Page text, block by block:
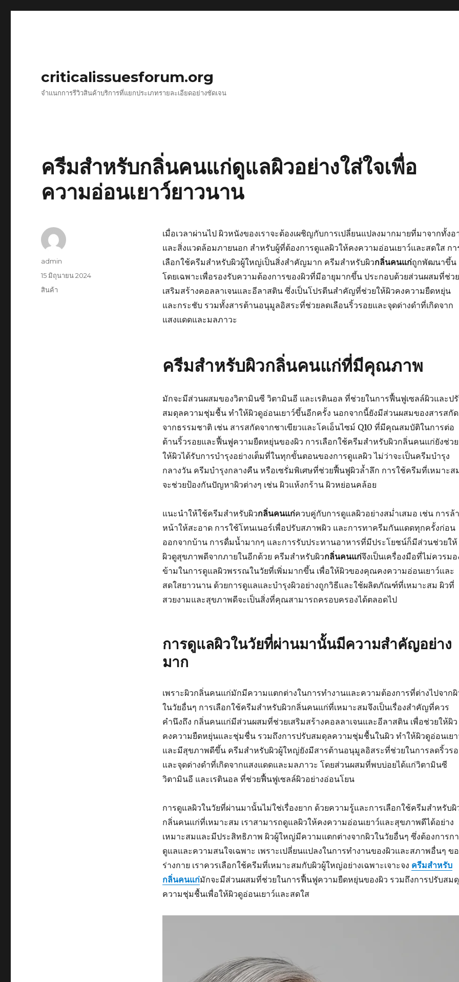
criticalissuesforum.org
จำแนกการรีวิวสินค้าบริการที่แยกประเภทรายละเอียดอย่างชัดเจน
ครีมสำหรับกลิ่นคนแก่ดูแลผิวอย่างใส่ใจเพื่อ
ความอ่อนเยาว์ยาวนาน
เมื่อเวลาผ่านไป ผิวหนังของเราจะต้องเผชิญกับการเปลี่ยนแปลงมากมายที่มาจากทั้งอ
และสิ่งแวดล้อมภายนอก สำหรับผู้ที่ต้องการดูแลผิวให้คงความอ่อนเยาว์และสดใส กา
เลือกใช้ครีมสำหรับผิวผู้ใหญ่เป็นสิ่งสำคัญมาก ครีมสำหรับผิวกลิ่นคนแก่ถูกพัฒนาขึ้น
โดยเฉพาะเพื่อรองรับความต้องการของผิวที่มีอายุมากขึ้น ประกอบด้วยส่วนผสมที่ช่วย
เสริมสร้างคอลลาเจนและอีลาสติน ซึ่งเป็นโปรตีนสำคัญที่ช่วยให้ผิวคงความยืดหยุ่น
และกระชับ รวมทั้งสารต้านอนุมูลอิสระที่ช่วยลดเลือนริ้วรอยและจุดด่างดำที่เกิดจาก
แสงแดดและมลภาวะ
ครีมสำหรับผิวกลิ่นคนแก่ที่มีคุณภาพ
มักจะมีส่วนผสมของวิตามินซี วิตามินอี และเรตินอล ที่ช่วยในการฟื้นฟูเซลล์ผิวและป
สมดุลความชุ่มชื้น ทำให้ผิวดูอ่อนเยาว์ขึ้นอีกครั้ง นอกจากนี้ยังมีส่วนผสมของสารสกัด
จากธรรมชาติ เช่น สารสกัดจากชาเขียวและโคเอ็นไซม์ Q10 ที่มีคุณสมบัติในการต่อ
ต้านริ้วรอยและฟื้นฟูความยืดหยุ่นของผิว การเลือกใช้ครีมสำหรับผิวกลิ่นคนแก่ยังช่วย
ให้ผิวได้รับการบำรุงอย่างเต็มที่ในทุกขั้นตอนของการดูแลผิว ไม่ว่าจะเป็นครีมบำรุง
กลางวัน ครีมบำรุงกลางคืน หรือเซรั่มพิเศษที่ช่วยฟื้นฟูผิวล้ำลึก การใช้ครีมที่เหมาะส
จะช่วยป้องกันปัญหาผิวต่างๆ เช่น ผิวแห้งกร้าน ผิวหย่อนคล้อย
แนะนำให้ใช้ครีมสำหรับผิวกลิ่นคนแก่ควบคู่กับการดูแลผิวอย่างสม่ำเสมอ เช่น การล้
หน้าให้สะอาด การใช้โทนเนอร์เพื่อปรับสภาพผิว และการทาครีมกันแดดทุกครั้งก่อน
ออกจากบ้าน การดื่มน้ำมากๆ และการรับประทานอาหารที่มีประโยชน์ก็มีส่วนช่วยให้
ผิวดูสุขภาพดีจากภายในอีกด้วย ครีมสำหรับผิวกลิ่นคนแก่จึงเป็นเครื่องมือที่ไม่ควรมอ
ข้ามในการดูแลผิวพรรณในวัยที่เพิ่มมากขึ้น เพื่อให้ผิวของคุณคงความอ่อนเยาว์และ
สดใสยาวนาน ด้วยการดูแลและบำรุงผิวอย่างถูกวิธีและใช้ผลิตภัณฑ์ที่เหมาะสม ผิวที่
สวยงามและสุขภาพดีจะเป็นสิ่งที่คุณสามารถครอบครองได้ตลอดไป
การดูแลผิวในวัยที่ผ่านมานั้นมีความสำคัญอย่าง
มาก
เพราะผิวกลิ่นคนแก่มักมีความแตกต่างในการทำงานและความต้องการที่ต่างไปจากผิ
ในวัยอื่นๆ การเลือกใช้ครีมสำหรับผิวกลิ่นคนแก่ที่เหมาะสมจึงเป็นเรื่องสำคัญที่ควร
คำนึงถึง กลิ่นคนแก่มีส่วนผสมที่ช่วยเสริมสร้างคอลลาเจนและอีลาสติน เพื่อช่วยให้ผิว
คงความยืดหยุ่นและชุ่มชื่น รวมถึงการปรับสมดุลความชุ่มชื้นในผิว ทำให้ผิวดูอ่อนเยา
และมีสุขภาพดีขึ้น ครีมสำหรับผิวผู้ใหญ่ยังมีสารต้านอนุมูลอิสระที่ช่วยในการลดริ้วร
และจุดด่างดำที่เกิดจากแสงแดดและมลภาวะ โดยส่วนผสมที่พบบ่อยได้แก่วิตามินซี
วิตามินอี และเรตินอล ที่ช่วยฟื้นฟูเซลล์ผิวอย่างอ่อนโยน
การดูแลผิวในวัยที่ผ่านมานั้นไม่ใช่เรื่องยาก ด้วยความรู้และการเลือกใช้ครีมสำหรับผิ
กลิ่นคนแก่ที่เหมาะสม เราสามารถดูแลผิวให้คงความอ่อนเยาว์และสุขภาพดีได้อย่าง
เหมาะสมและมีประสิทธิภาพ ผิวผู้ใหญ่มีความแตกต่างจากผิวในวัยอื่นๆ ซึ่งต้องการก
ดูแลและความสนใจเฉพาะ เพราะเปลี่ยนแปลงในการทำงานของผิวและสภาพอื่นๆ ข
ร่างกาย เราควรเลือกใช้ครีมที่เหมาะสมกับผิวผู้ใหญ่อย่างเฉพาะเจาะจง ครีมสำหรับ
กลิ่นคนแก่มักจะมีส่วนผสมที่ช่วยในการฟื้นฟูความยืดหยุ่นของผิว รวมถึงการปรับสม
ความชุ่มชื้นเพื่อให้ผิวดูอ่อนเยาว์และสดใส
ผู้
เขียน
admin
เขียน
เมื่อ
15 มิถุนายน 2024
หมวด
สินค้า